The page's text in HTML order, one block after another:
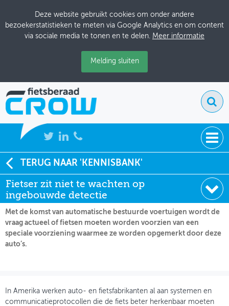
Deze website gebruikt cookies om onder andere
bezoekerstatistieken te meten via Google Analytics en om content
via sociale media te tonen en te delen. Meer informatie
Melding sluiten
NIEUWS
BIJEENKOMSTEN
KENNISBANK
ADRESSENBOEK
OVER FIETSBERAAD
MIJN PROFIEL
TERUG NAAR 'KENNISBANK'
Fietser zit niet te wachten op
ingebouwde detectie
Soort:
Nieuws Fietsberaad
Datum:
25-02-2022
Met de komst van automatische bestuurde voertuigen wordt de
vraag actueel of fietsen moeten worden voorzien van een
speciale voorziening waarmee ze worden opgemerkt door deze
auto’s.
In Amerika werken auto- en fietsfabrikanten al aan systemen en
communicatieprotocollen die de fiets beter herkenbaar moeten